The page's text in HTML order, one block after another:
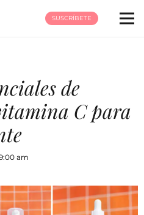
SUSCRÍBETE
de
C para
am